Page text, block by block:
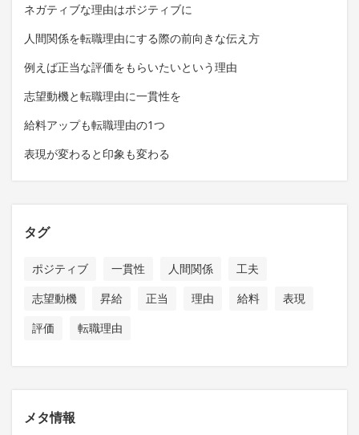
ネガティブな理由はポジティブに
人間関係を転職理由にする際の前向きな伝え方
例えば正当な評価をもらいたいという理由
志望動機と転職理由に一貫性を
給料アップも転職理由の1つ
表現が変わると印象も変わる
タグ
ポジティブ 一貫性 人間関係
工夫
志望動機
昇給 正当 理由 給料
表現
評価
転職理由
メタ情報